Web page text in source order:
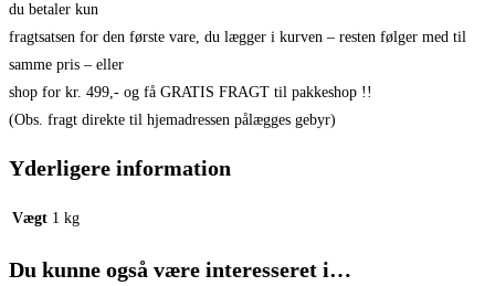
du betaler kun
fragtsatsen for den første vare, du lægger i kurven – resten følger med til
samme pris – eller
shop for kr. 499,- og få GRATIS FRAGT til pakkeshop !!
(Obs. fragt direkte til hjemadressen pålægges gebyr)
Yderligere information
Vægt 1 kg
Du kunne også være interesseret i…